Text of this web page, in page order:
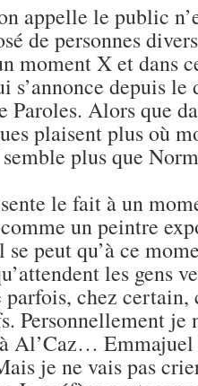
appelle le public
de personnes
moment X et dans
s’annonce depuis le
Paroles. Alors que
plaisent plus où
plus que
le fait à un
un peintre
peut qu’à ce
les gens
chez certain,
Personnellement je
Al’Caz…
je ne vais pas